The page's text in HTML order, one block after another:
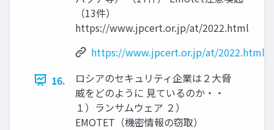
（13件）
https://www.jpcert.or.jp/at/2022.html
https://www.jpcert.or.jp/at/2022.html
16.
ロシアのセキュリティ企業は２大脅
威をどのように 見ているのか・・
１）ランサムウェア ２）
EMOTET（機密情報の窃取）